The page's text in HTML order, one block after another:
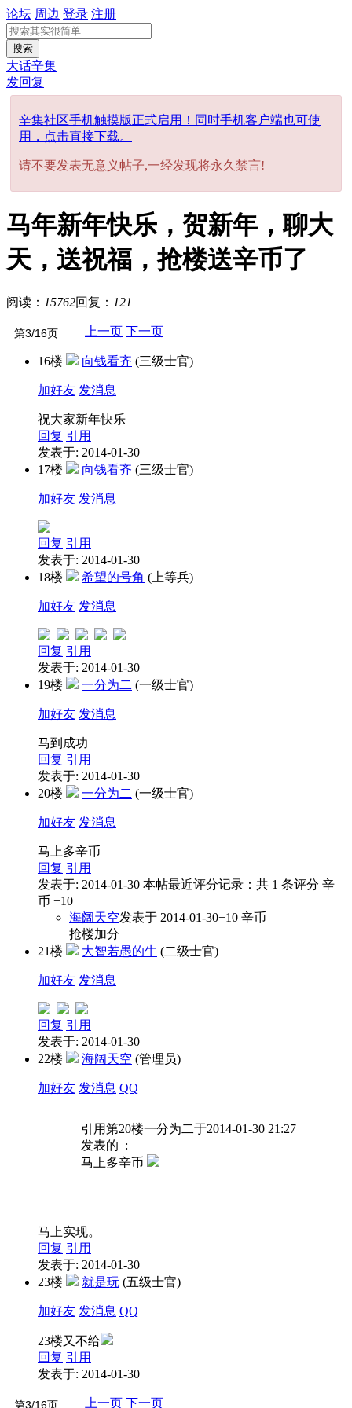
论坛 周边 登录 注册
搜索
大话辛集
发回复
辛集社区手机触摸版正式启用！同时手机客户端也可使
用，点击直接下载。
请不要发表无意义帖子,一经发现将永久禁言!
马年新年快乐，贺新年，聊大
天，送祝福，抢楼送辛币了
阅读： 15762回复： 121
上一页 下一页
16楼 向钱看齐 (三级士官)
加好友 发消息
祝大家新年快乐
回复 引用
发表于: 2014-01-30
17楼
向钱看齐 (三级士官)
加好友 发消息
回复 引用
发表于: 2014-01-30
18楼
希望的号角 (上等兵)
加好友 发消息
回复 引用
发表于: 2014-01-30
19楼
一分为二 (一级士官)
加好友 发消息
马到成功
回复 引用
发表于: 2014-01-30
20楼
一分为二 (一级士官)
加好友 发消息
马上多辛币
回复 引用
发表于: 2014-01-30 本帖最近评分记录：共 1 条评分 辛
币 +10
海阔天空发表于 2014-01-30+10 辛币
抢楼加分
21楼
大智若愚的牛 (二级士官)
加好友 发消息
回复 引用
发表于: 2014-01-30
22楼
海阔天空 (管理员)
加好友 发消息 QQ
引用第20楼一分为二于2014-01-30 21:27
发表的 :
马上多辛币
马上实现。
回复 引用
发表于: 2014-01-30
23楼
就是玩 (五级士官)
加好友 发消息 QQ
23楼又不给
回复 引用
发表于: 2014-01-30
上一页 下一页